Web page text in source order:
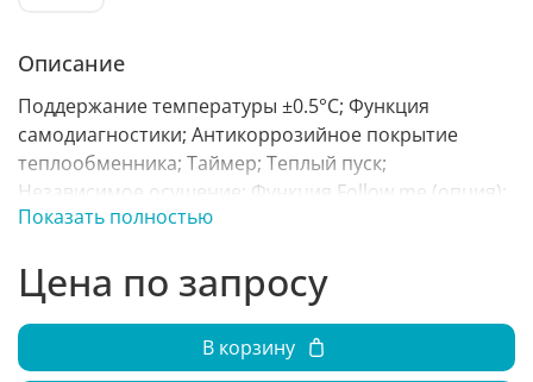
Описание
Поддержание температуры ±0.5°С; Функция
самодиагностики; Антикоррозийное покрытие
теплообменника; Таймер; Теплый пуск;
Независимое осушение; Функция Follow me (опция);
Встроенный дренажный насос; Тихий режим Silent; 7
Показать полностью
Цена по запросу
В корзину